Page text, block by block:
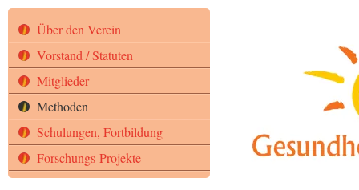
Über den Verein
Vorstand / Statuten
Mitglieder
Methoden
Schulungen, Fortbildung
Forschungs-Projekte